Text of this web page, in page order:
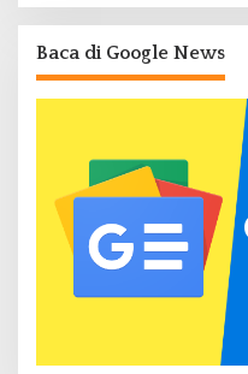
Baca di Google News